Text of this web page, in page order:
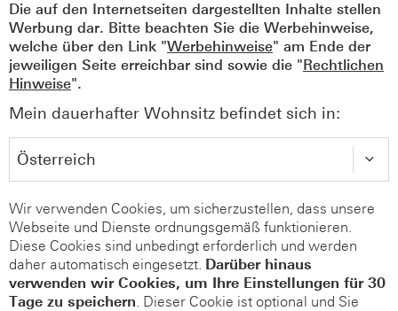
Die auf den Internetseiten dargestellten Inhalte stellen
Werbung dar. Bitte beachten Sie die Werbehinweise,
welche über den Link "Werbehinweise" am Ende der
jeweiligen Seite erreichbar sind sowie die "Rechtlichen
Hinweise".
Mein dauerhafter Wohnsitz befindet sich in:
Wir verwenden Cookies, um sicherzustellen, dass unsere
Webseite und Dienste ordnungsgemäß funktionieren.
Diese Cookies sind unbedingt erforderlich und werden
daher automatisch eingesetzt. Darüber hinaus
verwenden wir Cookies, um Ihre Einstellungen für 30
Tage zu speichern. Dieser Cookie ist optional und Sie